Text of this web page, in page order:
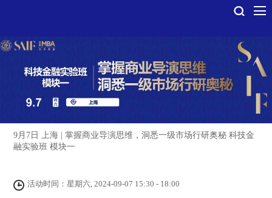
9月7日 上海 | 掌握商业导演思维，洞悉一级市场行研奥秘 科技金
融实验班 模块一
活动时间：星期六, 2024-09-07 15:30 - 18:00